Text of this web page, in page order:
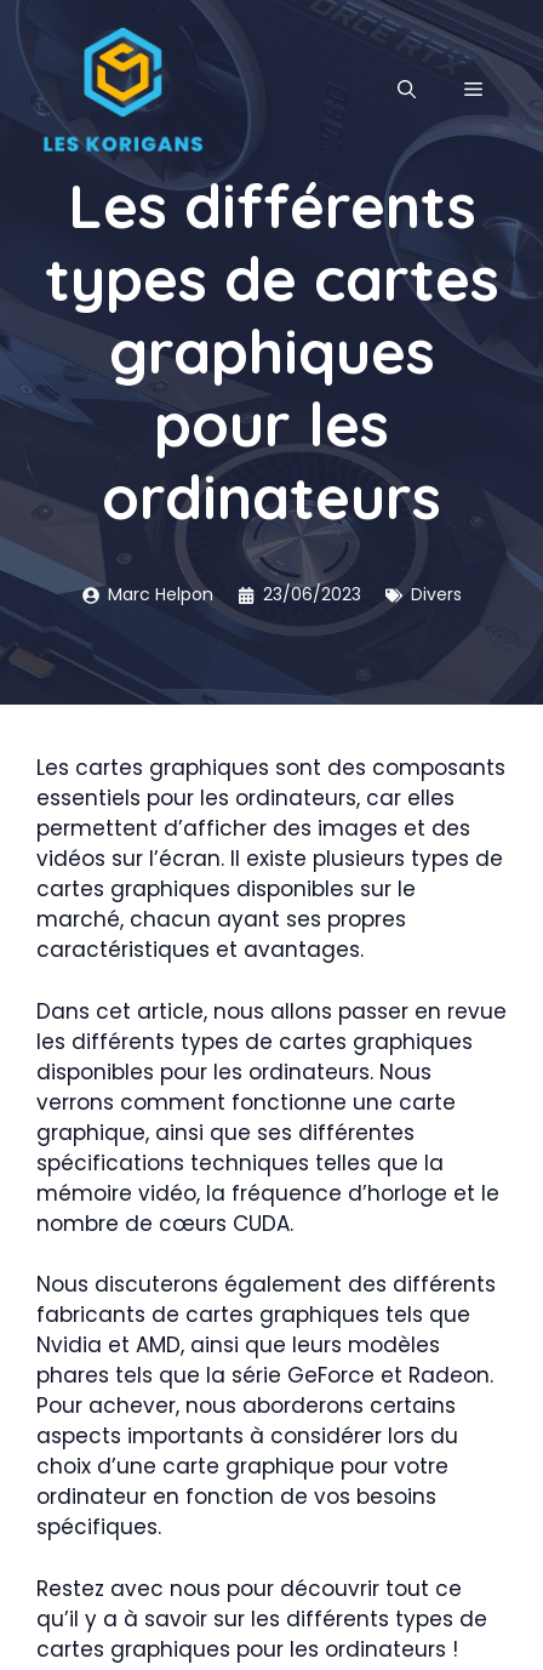
au
contenu
MENU
Les différents
types de cartes
graphiques
pour les
ordinateurs
Marc Helpon 23/06/2023 Divers
Les cartes graphiques sont des composants
essentiels pour les ordinateurs, car elles
permettent d’afficher des images et des
vidéos sur l’écran. Il existe plusieurs types de
cartes graphiques disponibles sur le
marché, chacun ayant ses propres
caractéristiques et avantages.
Dans cet article, nous allons passer en revue
les différents types de cartes graphiques
disponibles pour les ordinateurs. Nous
verrons comment fonctionne une carte
graphique, ainsi que ses différentes
spécifications techniques telles que la
mémoire vidéo, la fréquence d’horloge et le
nombre de cœurs CUDA.
Nous discuterons également des différents
fabricants de cartes graphiques tels que
Nvidia et AMD, ainsi que leurs modèles
phares tels que la série GeForce et Radeon.
Pour achever, nous aborderons certains
aspects importants à considérer lors du
choix d’une carte graphique pour votre
ordinateur en fonction de vos besoins
spécifiques.
Restez avec nous pour découvrir tout ce
qu’il y a à savoir sur les différents types de
cartes graphiques pour les ordinateurs !